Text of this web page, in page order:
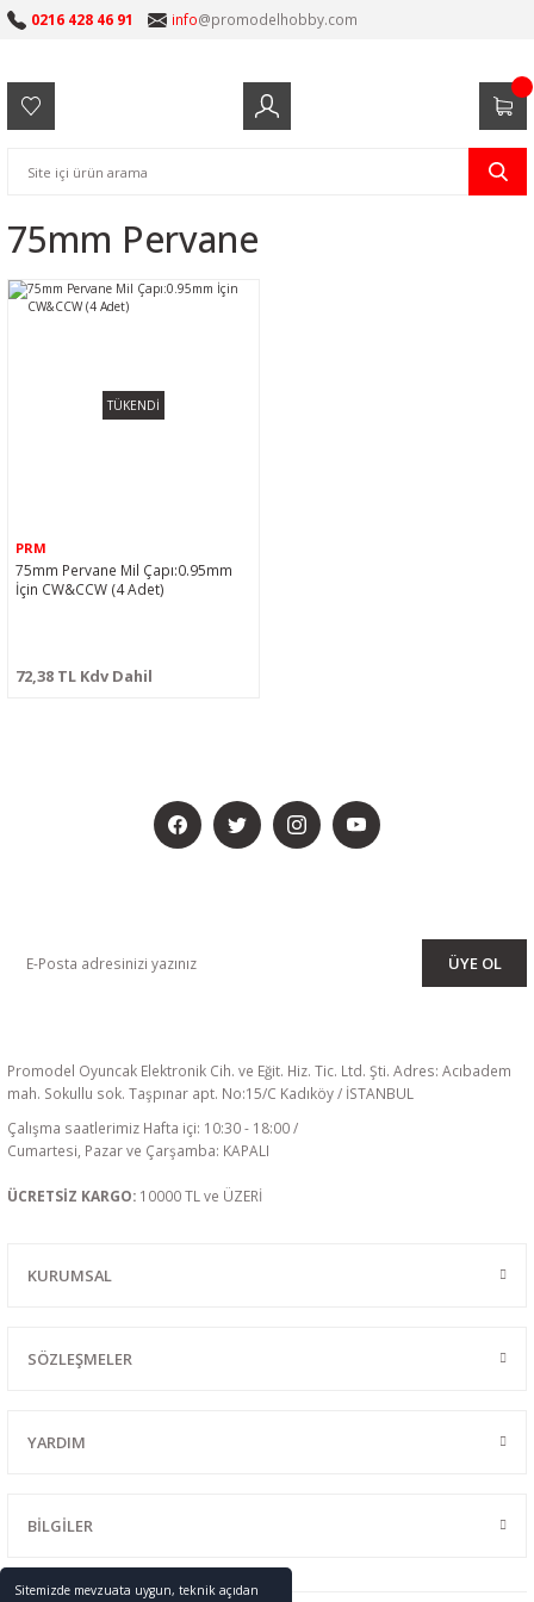
Sitemizde mevzuata uygun, teknik açıdan
0216 428 46 91 info@promodelhobby.com
75mm Pervane
TÜKENDİ
PRM
75mm Pervane Mil Çapı:0.95mm
İçin CW&CCW (4 Adet)
72,38 TL Kdv Dahil
ÜYE OL
Promodel Oyuncak Elektronik Cih. ve Eğit. Hiz. Tic. Ltd. Şti. Adres: Acıbadem
mah. Sokullu sok. Taşpınar apt. No:15/C Kadıköy / İSTANBUL
Çalışma saatlerimiz Hafta içi: 10:30 - 18:00 /
Cumartesi, Pazar ve Çarşamba: KAPALI
ÜCRETSİZ KARGO: 10000 TL ve ÜZERİ
KURUMSAL
SÖZLEŞMELER
YARDIM
BİLGİLER